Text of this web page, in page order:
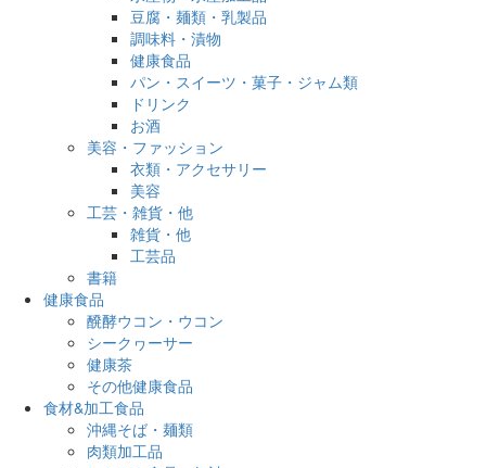
豆腐・麺類・乳製品
調味料・漬物
健康食品
パン・スイーツ・菓子・ジャム類
ドリンク
お酒
美容・ファッション
衣類・アクセサリー
美容
工芸・雑貨・他
雑貨・他
工芸品
書籍
健康食品
醗酵ウコン・ウコン
シークヮーサー
健康茶
その他健康食品
食材&加工食品
沖縄そば・麺類
肉類加工品